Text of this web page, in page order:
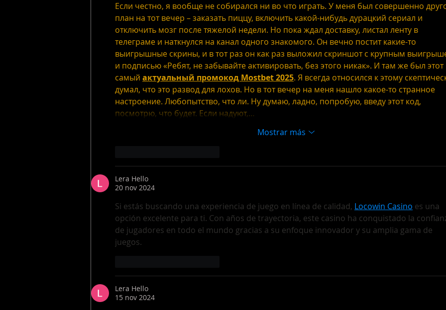
ecosistema digital
Если честно, я вообще не собирался ни во что играть. У меня был совершенно
план на тот вечер – заказать пиццу, включить какой-нибудь дурацкий сериал и
отключить мозг после тяжелой недели. Но пока ждал доставку, листал ленту в
телеграме и наткнулся на канал одного знакомого. Он вечно постит какие-то
выигрышные скрины, и в тот раз он как раз выложил скриншот с крупным
и подписью «Ребят, не забывайте активировать, без этого никак». И там же был этот
самый актуальный промокод Mostbet 2025. Я всегда относился к этому
думал, что это развод для лохов. Но в тот вечер на меня нашло какое-то странное
настроение. Любопытство, что ли. Ну думаю, ладно, попробую, введу этот код,
посмотрю, что будет. Если надуют,…
Mostrar más
Lera Hello
20 nov 2024
Si estás buscando una experiencia de juego en línea de calidad, Locowin Casino es una
opción excelente para ti. Con años de trayectoria, este casino ha conquistado la
de jugadores en todo el mundo gracias a su enfoque innovador y su amplia gama de
juegos.
Lera Hello
15 nov 2024